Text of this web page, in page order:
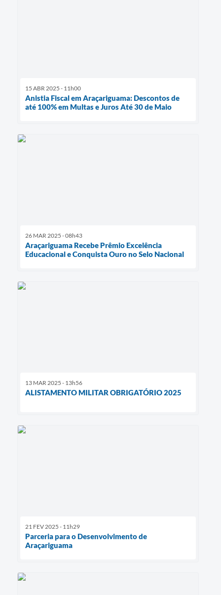
15 ABR 2025 - 11h00
Anistia Fiscal em Araçariguama: Descontos de
até 100% em Multas e Juros Até 30 de Maio
26 MAR 2025 - 08h43
Araçariguama Recebe Prêmio Excelência
Educacional e Conquista Ouro no Selo Nacional
13 MAR 2025 - 13h56
ALISTAMENTO MILITAR OBRIGATÓRIO 2025
21 FEV 2025 - 11h29
Parceria para o Desenvolvimento de
Araçariguama